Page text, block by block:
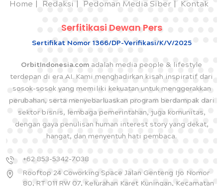
Home Redaksi Pedoman Media Siber Kontak
Serfitikasi Dewan Pers
Sertifikat Nomor 1366/DP-Verifikasi/K/V/2025
OrbitIndonesia.com adalah media people & lifestyle
terdepan di era AI. Kami menghadirkan kisah inspiratif dari
sosok-sosok yang memiliki kekuatan untuk menggerakkan
perubahan, serta menyebarluaskan program berdampak dari
sektor bisnis, lembaga pemerintahan, juga komunitas,
dengan gaya penulisan human interest story yang dekat,
hangat, dan menyentuh hati pembaca.
+62 853-5342-7038
Rooftop 24 Coworking Space Jalan Genteng Ijo Nomor
80, RT 011 RW 07, Kelurahan Karet Kuningan, Kecamatan